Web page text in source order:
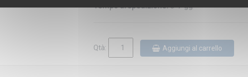
Tempo di spedizione:5-7 gg
Qtà: Aggiungi al carrello